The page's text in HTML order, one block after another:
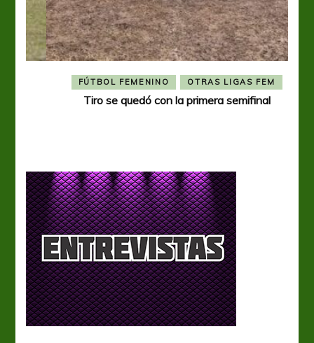
FÚTBOL FEMENINO OTRAS LIGAS FEM
Tiro se quedó con la primera semifinal